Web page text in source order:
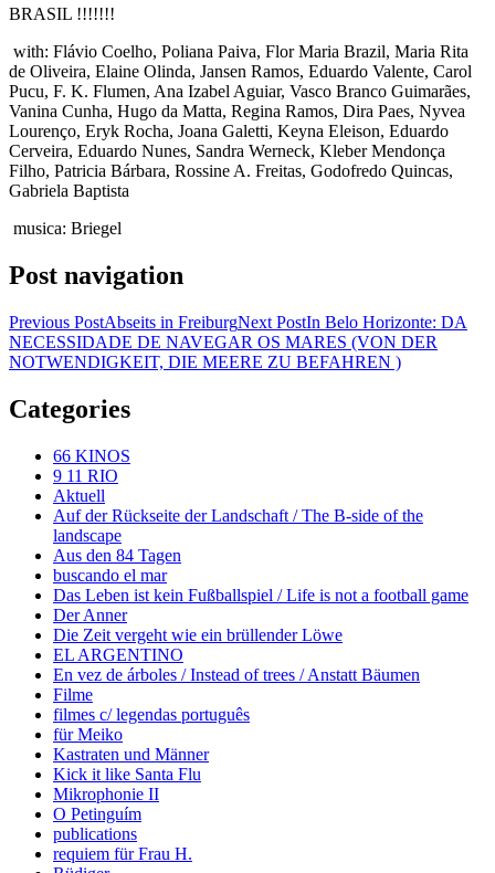
BRASIL !!!!!!!
with: Flávio Coelho, Poliana Paiva, Flor Maria Brazil, Maria Rita
de Oliveira, Elaine Olinda, Jansen Ramos, Eduardo Valente, Carol
Pucu, F. K. Flumen, Ana Izabel Aguiar, Vasco Branco Guimarães,
Vanina Cunha, Hugo da Matta, Regina Ramos, Dira Paes, Nyvea
Lourenço, Eryk Rocha, Joana Galetti, Keyna Eleison, Eduardo
Cerveira, Eduardo Nunes, Sandra Werneck, Kleber Mendonça
Filho, Patricia Bárbara, Rossine A. Freitas, Godofredo Quincas,
Gabriela Baptista
musica: Briegel
Post navigation
Previous PostAbseits in FreiburgNext PostIn Belo Horizonte: DA
NECESSIDADE DE NAVEGAR OS MARES (VON DER
NOTWENDIGKEIT, DIE MEERE ZU BEFAHREN )
Categories
66 KINOS
9 11 RIO
Aktuell
Auf der Rückseite der Landschaft / The B-side of the
landscape
Aus den 84 Tagen
buscando el mar
Das Leben ist kein Fußballspiel / Life is not a football game
Der Anner
Die Zeit vergeht wie ein brüllender Löwe
EL ARGENTINO
En vez de árboles / Instead of trees / Anstatt Bäumen
Filme
filmes c/ legendas português
für Meiko
Kastraten und Männer
Kick it like Santa Flu
Mikrophonie II
O Petinguím
publications
requiem für Frau H.